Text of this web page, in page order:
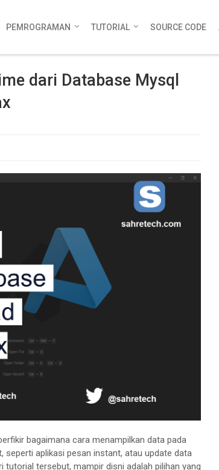
PEMROGRAMAN TUTORIAL SOURCE CODE
dari Database Mysql
bagaimana cara menampilkan data pada
aplikasi pesan instant, atau update data
tersebut, mampir disni adalah pilihan yang